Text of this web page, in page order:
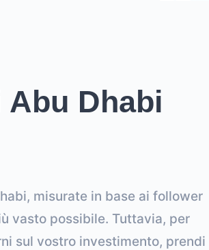
Dhabi
misurate in base ai follower
vasto possibile. Tuttavia, per
sul vostro investimento, prendi